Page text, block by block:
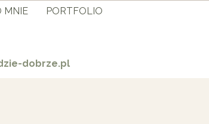
MNIE PORTFOLIO
dobrze.pl